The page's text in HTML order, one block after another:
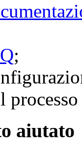
;
aiutato